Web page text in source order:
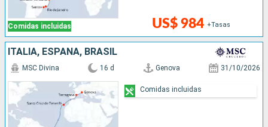
Comidas incluidas US$ 984 +Tasas
ITALIA, ESPAÑA, BRASIL
MSC Divina 16 d Genova 31/10/2026
Comidas incluidas